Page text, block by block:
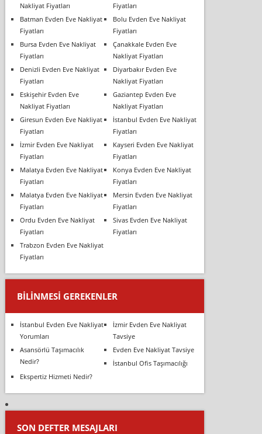
Nakliyat Fiyatları
Fiyatları
Batman Evden Eve Nakliyat
Fiyatları
Bolu Evden Eve Nakliyat
Fiyatları
Bursa Evden Eve Nakliyat
Fiyatları
Çanakkale Evden Eve
Nakliyat Fiyatları
Denizli Evden Eve Nakliyat
Fiyatları
Diyarbakır Evden Eve
Nakliyat Fiyatları
Eskişehir Evden Eve
Nakliyat Fiyatları
Gaziantep Evden Eve
Nakliyat Fiyatları
Giresun Evden Eve Nakliyat
Fiyatları
İstanbul Evden Eve Nakliyat
Fiyatları
İzmir Evden Eve Nakliyat
Fiyatları
Kayseri Evden Eve Nakliyat
Fiyatları
Malatya Evden Eve Nakliyat
Fiyatları
Konya Evden Eve Nakliyat
Fiyatları
Malatya Evden Eve Nakliyat
Fiyatları
Mersin Evden Eve Nakliyat
Fiyatları
Ordu Evden Eve Nakliyat
Fiyatları
Sivas Evden Eve Nakliyat
Fiyatları
Trabzon Evden Eve Nakliyat
Fiyatları
BILINMESI GEREKENLER
İstanbul Evden Eve Nakliyat
Yorumları
İzmir Evden Eve Nakliyat
Tavsiye
Asansörlü Taşımacılık
Nedir?
Evden Eve Nakliyat Tavsiye
İstanbul Ofis Taşımacılığı
Ekspertiz Hizmeti Nedir?
SON DEFTER MESAJLARI